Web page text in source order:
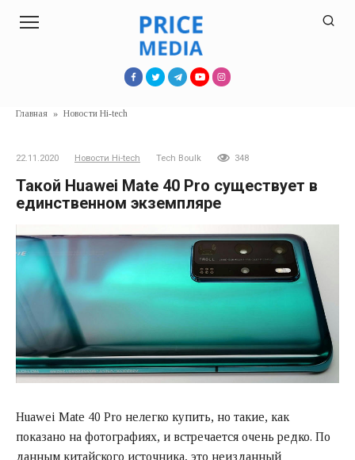
Главная » Новости Hi-tech
22.11.2020 Новости Hi-tech Tech Boulk 348
Такой Huawei Mate 40 Pro существует в
единственном экземпляре
Huawei Mate 40 Pro нелегко купить, но такие, как
показано на фотографиях, и встречается очень редко. По
данным китайского источника, это неизданный